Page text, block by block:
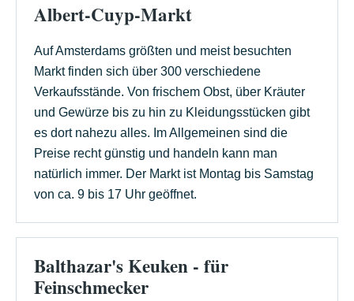
Albert-Cuyp-Markt
Auf Amsterdams größten und meist besuchten
Markt finden sich über 300 verschiedene
Verkaufsstände. Von frischem Obst, über Kräuter
und Gewürze bis zu hin zu Kleidungsstücken gibt
es dort nahezu alles. Im Allgemeinen sind die
Preise recht günstig und handeln kann man
natürlich immer. Der Markt ist Montag bis Samstag
von ca. 9 bis 17 Uhr geöffnet.
Balthazar's Keuken - für
Feinschmecker